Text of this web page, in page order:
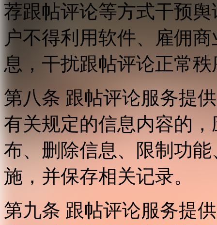
荐跟帖评论等方式干预
户不得利用软件、雇佣
息，干扰跟帖评论正常
第八条 跟帖评论服务提
有关规定的信息内容的
布、删除信息、限制功
施，并保存相关记录。
第九条 跟帖评论服务提